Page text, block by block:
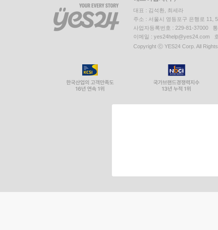
대표 : 김석환, 최세라
주소 : 서울시 영등포구 은행로 11,
사업자등록번호 : 229-81-37000
이메일 : yes24help@yes24.com
Copyright ⓒ YES24 Corp. All